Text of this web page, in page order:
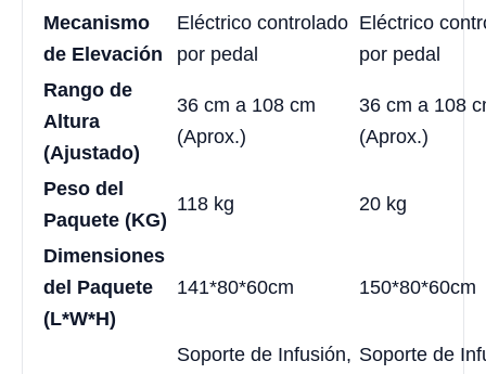
Mecanismo
de Elevación
Eléctrico controlado
por pedal
Eléctrico
por pedal
Rango de
Altura
(Ajustado)
36 cm a 108 cm
(Aprox.)
36 cm a 108
(Aprox.)
Peso del
Paquete (KG)
118 kg 20 kg
Dimensiones
del Paquete
(L*W*H)
141*80*60cm 150*80*60cm
Soporte de Infusión, Soporte de